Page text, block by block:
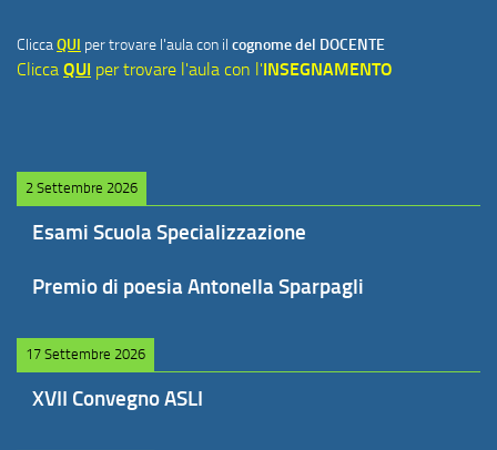
CliccaQUI per trovare l'aula con il cognome del DOCENTE
Clicca QUI per trovare l'aula con l'INSEGNAMENTO
2 Settembre 2026
Esami Scuola Specializzazione
Premio di poesia Antonella Sparpagli
17 Settembre 2026
XVII Convegno ASLI